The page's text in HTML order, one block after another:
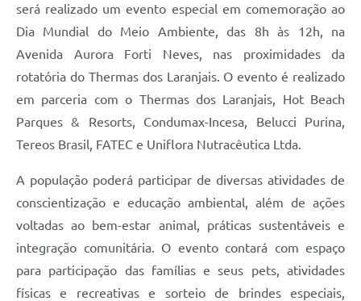
será realizado um evento especial em comemoração ao
Dia Mundial do Meio Ambiente, das 8h às 12h, na
Avenida Aurora Forti Neves, nas proximidades da
rotatória do Thermas dos Laranjais. O evento é realizado
em parceria com o Thermas dos Laranjais, Hot Beach
Parques & Resorts, Condumax-Incesa, Belucci Purina,
Tereos Brasil, FATEC e Uniflora Nutracêutica Ltda.
A população poderá participar de diversas atividades de
conscientização e educação ambiental, além de ações
voltadas ao bem-estar animal, práticas sustentáveis e
integração comunitária. O evento contará com espaço
para participação das famílias e seus pets, atividades
físicas e recreativas e sorteio de brindes especiais,